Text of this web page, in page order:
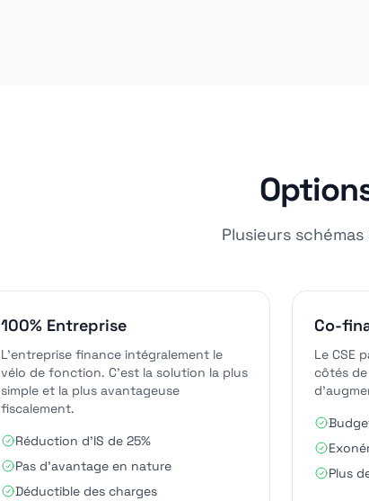
Plusieurs
100% Entreprise
L'entreprise finance intégralement le
vélo de fonction. C'est la solution la plus
simple et la plus avantageuse
fiscalement.
Réduction d'IS de 25%
Pas d'avantage en nature
Déductible des charges
Co-
Le CSE
côtés
Plus